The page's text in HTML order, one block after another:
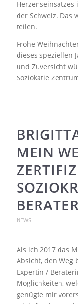
der Schweiz. Das
teilen.
Frohe
dieses speziellen
und Zuversicht
Soziokatie
MEIN
NEWS
Als ich 2017 das
Absicht, den Weg
Expertin /
Möglichkeiten,
genügte mir